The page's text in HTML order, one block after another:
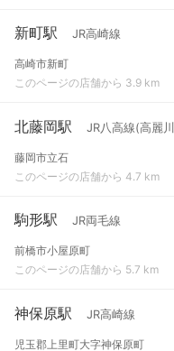
新町駅 JR高崎線
高崎市新町
このページの店舗から 3.9 km
北藤岡駅 JR八高線(高麗
藤岡市立石
このページの店舗から 4.7 km
駒形駅 JR両毛線
前橋市小屋原町
このページの店舗から 5.7 km
神保原駅 JR高崎線
児玉郡上里町大字神保原町